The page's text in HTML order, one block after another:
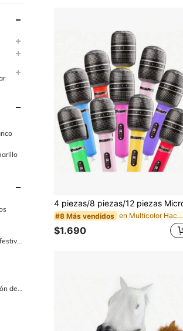
de
#8 Más vendidos en Multicolor Hacedores De Ruido
$1.690